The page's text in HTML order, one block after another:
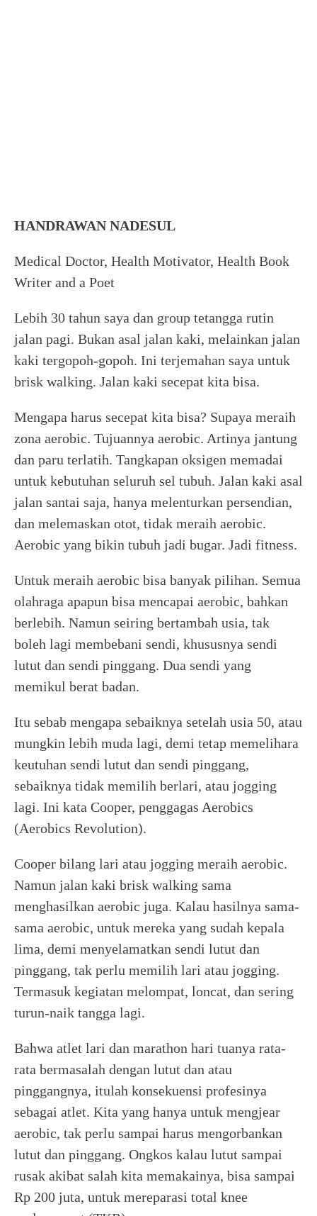
HANDRAWAN NADESUL
Medical Doctor, Health Motivator, Health Book
Writer and a Poet
Lebih 30 tahun saya dan group tetangga rutin
jalan pagi. Bukan asal jalan kaki, melainkan jalan
kaki tergopoh-gopoh. Ini terjemahan saya untuk
brisk walking. Jalan kaki secepat kita bisa.
Mengapa harus secepat kita bisa? Supaya meraih
zona aerobic. Tujuannya aerobic. Artinya jantung
dan paru terlatih. Tangkapan oksigen memadai
untuk kebutuhan seluruh sel tubuh. Jalan kaki asal
jalan santai saja, hanya melenturkan persendian,
dan melemaskan otot, tidak meraih aerobic.
Aerobic yang bikin tubuh jadi bugar. Jadi fitness.
Untuk meraih aerobic bisa banyak pilihan. Semua
olahraga apapun bisa mencapai aerobic, bahkan
berlebih. Namun seiring bertambah usia, tak
boleh lagi membebani sendi, khususnya sendi
lutut dan sendi pinggang. Dua sendi yang
memikul berat badan.
Itu sebab mengapa sebaiknya setelah usia 50, atau
mungkin lebih muda lagi, demi tetap memelihara
keutuhan sendi lutut dan sendi pinggang,
sebaiknya tidak memilih berlari, atau jogging
lagi. Ini kata Cooper, penggagas Aerobics
(Aerobics Revolution).
Cooper bilang lari atau jogging meraih aerobic.
Namun jalan kaki brisk walking sama
menghasilkan aerobic juga. Kalau hasilnya sama-
sama aerobic, untuk mereka yang sudah kepala
lima, demi menyelamatkan sendi lutut dan
pinggang, tak perlu memilih lari atau jogging.
Termasuk kegiatan melompat, loncat, dan sering
turun-naik tangga lagi.
Bahwa atlet lari dan marathon hari tuanya rata-
rata bermasalah dengan lutut dan atau
pinggangnya, itulah konsekuensi profesinya
sebagai atlet. Kita yang hanya untuk mengjear
aerobic, tak perlu sampai harus mengorbankan
lutut dan pinggang. Ongkos kalau lutut sampai
rusak akibat salah kita memakainya, bisa sampai
Rp 200 juta, untuk mereparasi total knee